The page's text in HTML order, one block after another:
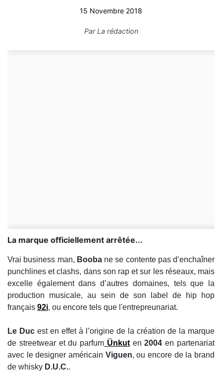
15 Novembre 2018
ParLa rédaction
La marque officiellement arrêtée...
Vrai business man, Boobane se contente pas d’enchaîner
punchlines et clashs, dans son rap et sur les réseaux, mais
excelle également dans d’autres domaines, tels que la
production musicale, au sein de son label de hip hop
français 92i, ou encore tels que l'entrepreunariat.
Le Duc est en effet à l’origine de la création de la marque
de streetwear et du parfum Ünkuten2004 en partenariat
avec le designer américain Viguen, ou encore de la brand
de whisky D.U.C..